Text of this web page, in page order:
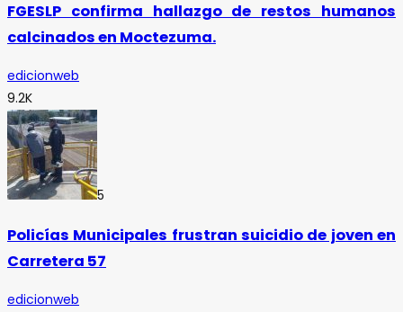
FGESLP confirma hallazgo de restos humanos
calcinados en Moctezuma.
edicionweb
9.2K
5
Policías Municipales frustran suicidio de joven en
Carretera 57
edicionweb